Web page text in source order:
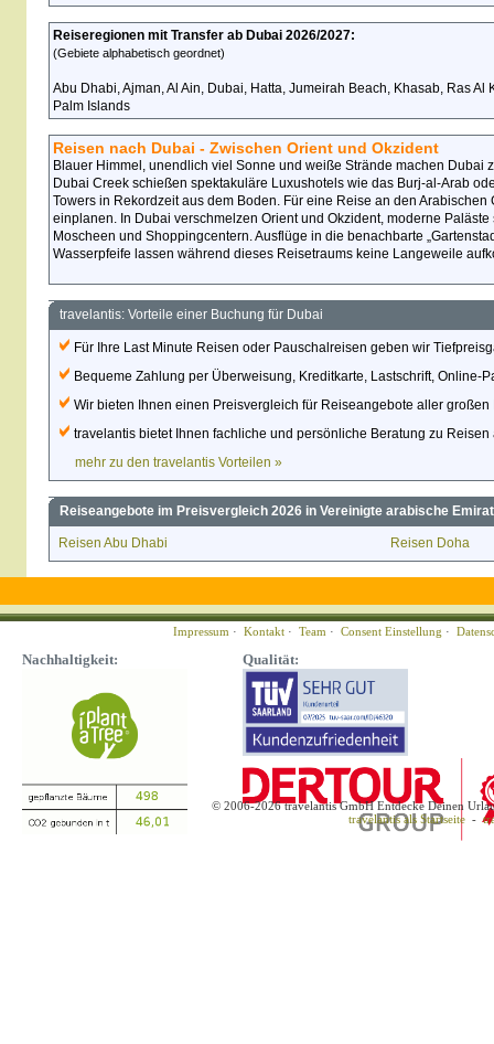
Reiseregionen mit Transfer ab Dubai 2026/2027:
(Gebiete alphabetisch geordnet)
Abu Dhabi, Ajman, Al Ain, Dubai, Hatta, Jumeirah Beach, Khasab, Ras Al
Palm Islands
Reisen nach Dubai - Zwischen Orient und Okzident
Blauer Himmel, unendlich viel Sonne und weiße Strände machen Dubai
Dubai Creek schießen spektakuläre Luxushotels wie das Burj-al-Arab
Towers in Rekordzeit aus dem Boden. Für eine Reise an den Arabischen
einplanen. In Dubai verschmelzen Orient und Okzident, moderne
Moscheen und Shoppingcentern. Ausflüge in die benachbarte
Wasserpfeife lassen während dieses Reisetraums keine Langeweile
travelantis: Vorteile einer Buchung für Dubai
Für Ihre Last Minute Reisen oder Pauschalreisen geben wir
Bequeme Zahlung per Überweisung, Kreditkarte, Lastschrift, Online-
Wir bieten Ihnen einen Preisvergleich für Reiseangebote aller großen
travelantis bietet Ihnen fachliche und persönliche Beratung zu Reisen
mehr zu den travelantis Vorteilen »
Reiseangebote im Preisvergleich 2026 in Vereinigte arabische
Reisen Abu Dhabi Reisen Doha
Impressum · Kontakt · Team · Consent Einstellung ·
Nachhaltigkeit: Qualität:
© 2006-2026 travelantis GmbH Entdecke Deinen
travelantis als Startseite -